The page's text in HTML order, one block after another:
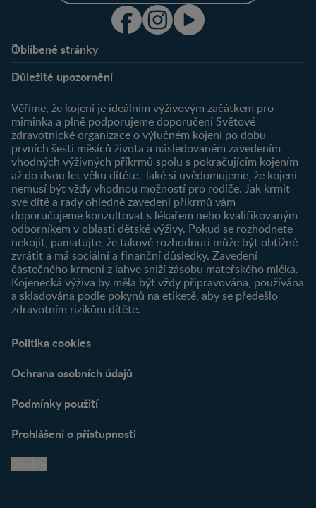
Oblíbené stránky
O nás
Můj účet
Registrace
Newsletter
Přihlášení
Produkty
Najít produkt
Důležité upozornění
Věříme, že kojení je ideálním výživovým začátkem pro
miminka a plně podporujeme doporučení Světové
zdravotnické organizace o výlučném kojení po dobu
prvních šesti měsíců života a následovaném zavedením
vhodných výživných příkrmů spolu s pokračujícím kojením
až do dvou let věku dítěte. Také si uvědomujeme, že kojení
nemusí být vždy vhodnou možností pro rodiče. Jak krmit
své dítě a rady ohledně zavedení příkrmů vám
doporučujeme konzultovat s lékařem nebo kvalifikovaným
odborníkem v oblasti dětské výživy. Pokud se rozhodnete
nekojit, pamatujte, že takové rozhodnutí může být obtížné
zvrátit a má sociální a finanční důsledky. Zavedení
částečného krmení z lahve sníží zásobu mateřského mléka.
Kojenecká výživa by měla být vždy připravována, používána
a skladována podle pokynů na etiketě, aby se předešlo
zdravotním rizikům dítěte.
Politika cookies
Ochrana osobních údajů
Podmínky použití
Prohlášení o přístupnosti